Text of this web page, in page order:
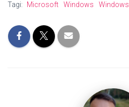
Tagi: Microsoft Windows